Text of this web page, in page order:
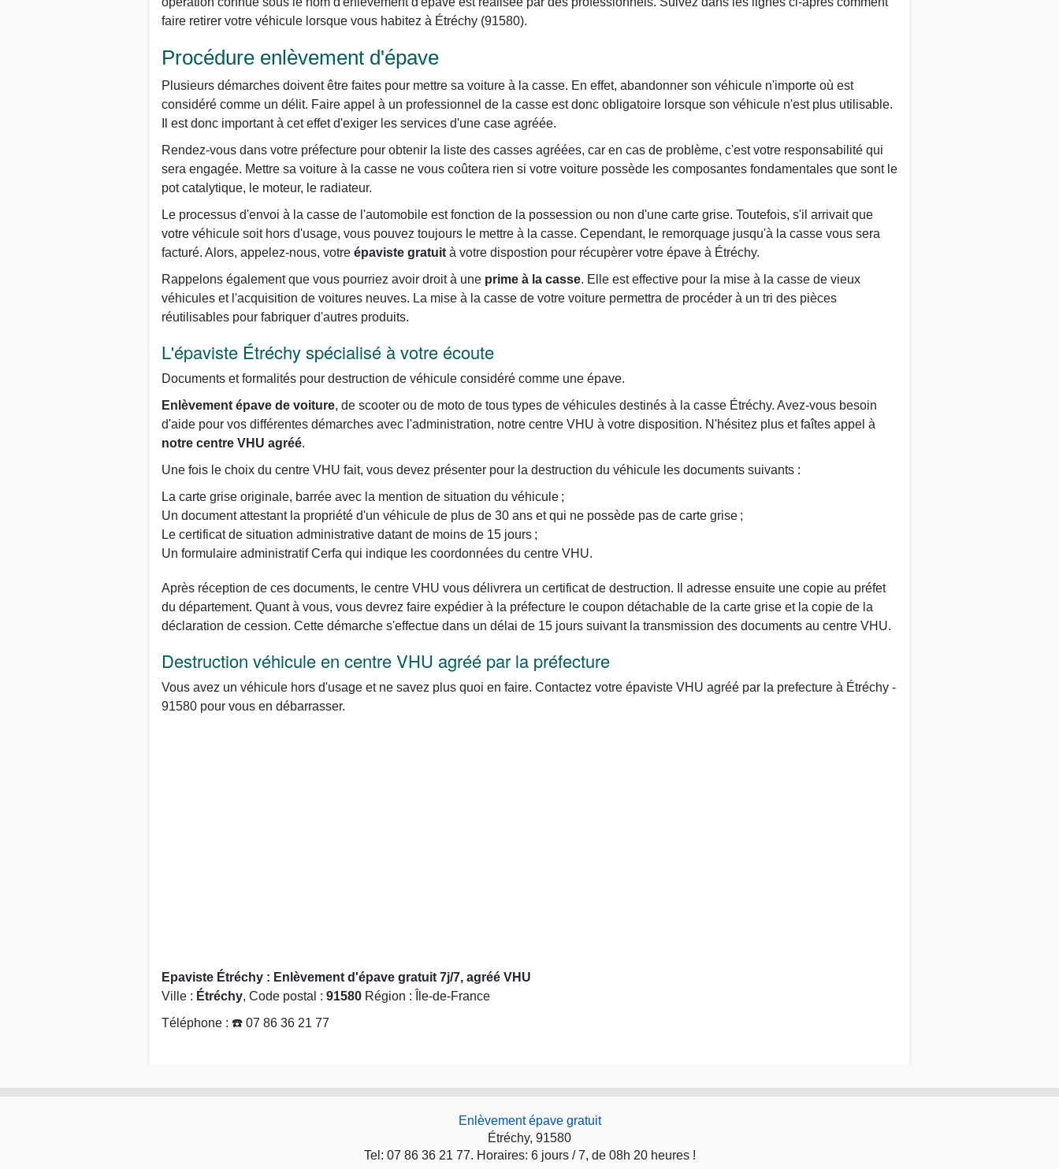
faire retirer votre véhicule lorsque vous habitez à Étréchy (91580).
Procédure enlèvement d'épave
Plusieurs démarches doivent être faites pour mettre sa voiture à la casse. En effet, abandonner son véhicule n'importe où est
considéré comme un délit. Faire appel à un professionnel de la casse est donc obligatoire lorsque son véhicule n'est plus utilisable.
Il est donc important à cet effet d'exiger les services d'une case agréée.
Rendez-vous dans votre préfecture pour obtenir la liste des casses agréées, car en cas de problème, c'est votre responsabilité qui
sera engagée. Mettre sa voiture à la casse ne vous coûtera rien si votre voiture possède les composantes fondamentales que sont le
pot catalytique, le moteur, le radiateur.
Le processus d'envoi à la casse de l'automobile est fonction de la possession ou non d'une carte grise. Toutefois, s'il arrivait que
votre véhicule soit hors d'usage, vous pouvez toujours le mettre à la casse. Cependant, le remorquage jusqu'à la casse vous sera
facturé. Alors, appelez-nous, votre épaviste gratuit à votre dispostion pour récupèrer votre épave à Étréchy.
Rappelons également que vous pourriez avoir droit à une prime à la casse. Elle est effective pour la mise à la casse de vieux
véhicules et l'acquisition de voitures neuves. La mise à la casse de votre voiture permettra de procéder à un tri des pièces
réutilisables pour fabriquer d'autres produits.
L'épaviste Étréchy spécialisé à votre écoute
Documents et formalités pour destruction de véhicule considéré comme une épave.
Enlèvement épave de voiture, de scooter ou de moto de tous types de véhicules destinés à la casse Étréchy. Avez-vous besoin
d'aide pour vos différentes démarches avec l'administration, notre centre VHU à votre disposition. N'hésitez plus et faîtes appel à
notre centre VHU agréé.
Une fois le choix du centre VHU fait, vous devez présenter pour la destruction du véhicule les documents suivants :
La carte grise originale, barrée avec la mention de situation du véhicule ;
Un document attestant la propriété d'un véhicule de plus de 30 ans et qui ne possède pas de carte grise ;
Le certificat de situation administrative datant de moins de 15 jours ;
Un formulaire administratif Cerfa qui indique les coordonnées du centre VHU.
Après réception de ces documents, le centre VHU vous délivrera un certificat de destruction. Il adresse ensuite une copie au préfet
du département. Quant à vous, vous devrez faire expédier à la préfecture le coupon détachable de la carte grise et la copie de la
déclaration de cession. Cette démarche s'effectue dans un délai de 15 jours suivant la transmission des documents au centre VHU.
Destruction véhicule en centre VHU agréé par la préfecture
Vous avez un véhicule hors d'usage et ne savez plus quoi en faire. Contactez votre épaviste VHU agréé par la prefecture à Étréchy -
91580 pour vous en débarrasser.
Epaviste Étréchy : Enlèvement d'épave gratuit 7j/7, agréé VHU
Ville : Étréchy, Code postal : 91580 Région : Île-de-France
Téléphone : ☎️ 07 86 36 21 77
Enlèvement épave gratuit
Étréchy, 91580
Tel: 07 86 36 21 77. Horaires: 6 jours / 7, de 08h 20 heures !